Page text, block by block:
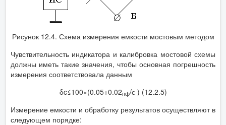
Рисунок 12.4. Схема измерения емкости мостовым методом
Чувствительность индикатора и калибровка мостовой схемы
должны иметь такие значения, чтобы основная погрешность
измерения соответствовала данным
δc≤100×(0.05+0.02пф/с ) (12.2.5)
Измерение емкости и обработку результатов осуществляют в
следующем порядке: